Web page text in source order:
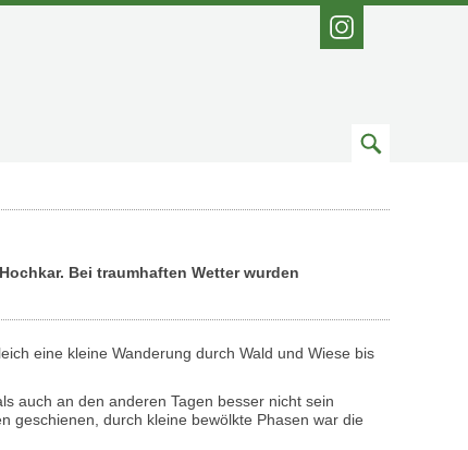
Instagram
Zum
Bei traumhaften Wetter wurden
eine kleine Wanderung durch Wald und Wiese bis
auch an den anderen Tagen besser nicht sein
geschienen, durch kleine bewölkte Phasen war die